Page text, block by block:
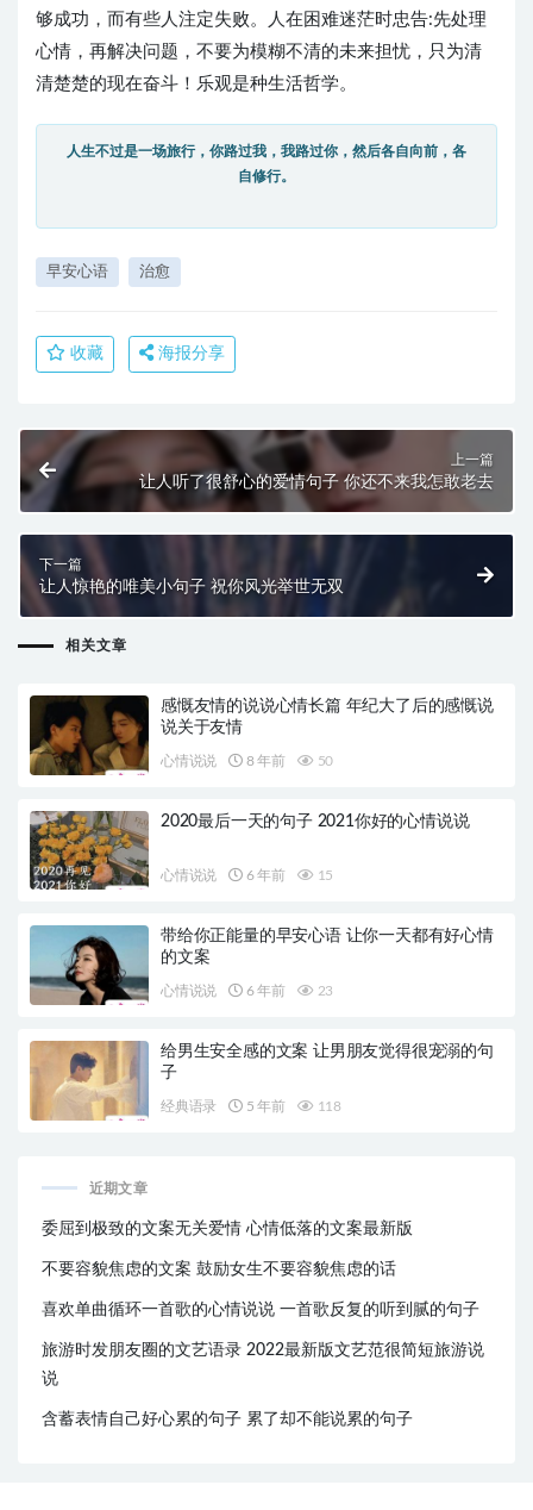
够成功，而有些人注定失败。人在困难迷茫时忠告:先处理
心情，再解决问题，不要为模糊不清的未来担忧，只为清
清楚楚的现在奋斗！乐观是种生活哲学。
人生不过是一场旅行，你路过我，我路过你，然后各自向前，各
自修行。
早安心语 治愈
收藏 海报分享
上一篇
让人听了很舒心的爱情句子 你还不来我怎敢老去
下一篇
让人惊艳的唯美小句子 祝你风光举世无双
相关文章
感慨友情的说说心情长篇 年纪大了后的感慨说
说关于友情
心情说说 8 年前 50
2020最后一天的句子 2021你好的心情说说
心情说说 6 年前 15
带给你正能量的早安心语 让你一天都有好心情
的文案
心情说说 6 年前 23
给男生安全感的文案 让男朋友觉得很宠溺的句
子
经典语录 5 年前 118
近期文章
委屈到极致的文案无关爱情 心情低落的文案最新版
不要容貌焦虑的文案 鼓励女生不要容貌焦虑的话
喜欢单曲循环一首歌的心情说说 一首歌反复的听到腻的句子
旅游时发朋友圈的文艺语录 2022最新版文艺范很简短旅游说
说
含蓄表情自己好心累的句子 累了却不能说累的句子